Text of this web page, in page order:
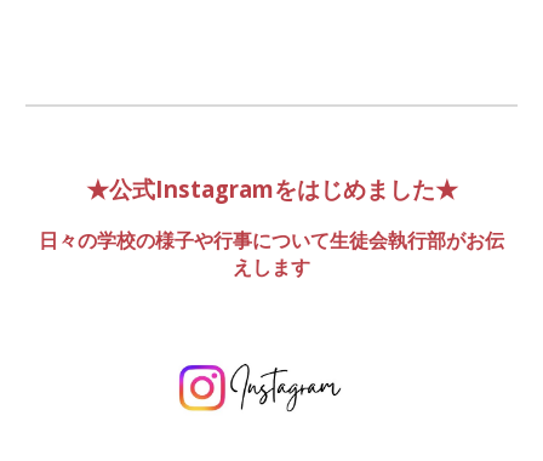
★公式Instagramをはじめました★
日々の学校の様子や行事について生徒会執行部がお伝
えします